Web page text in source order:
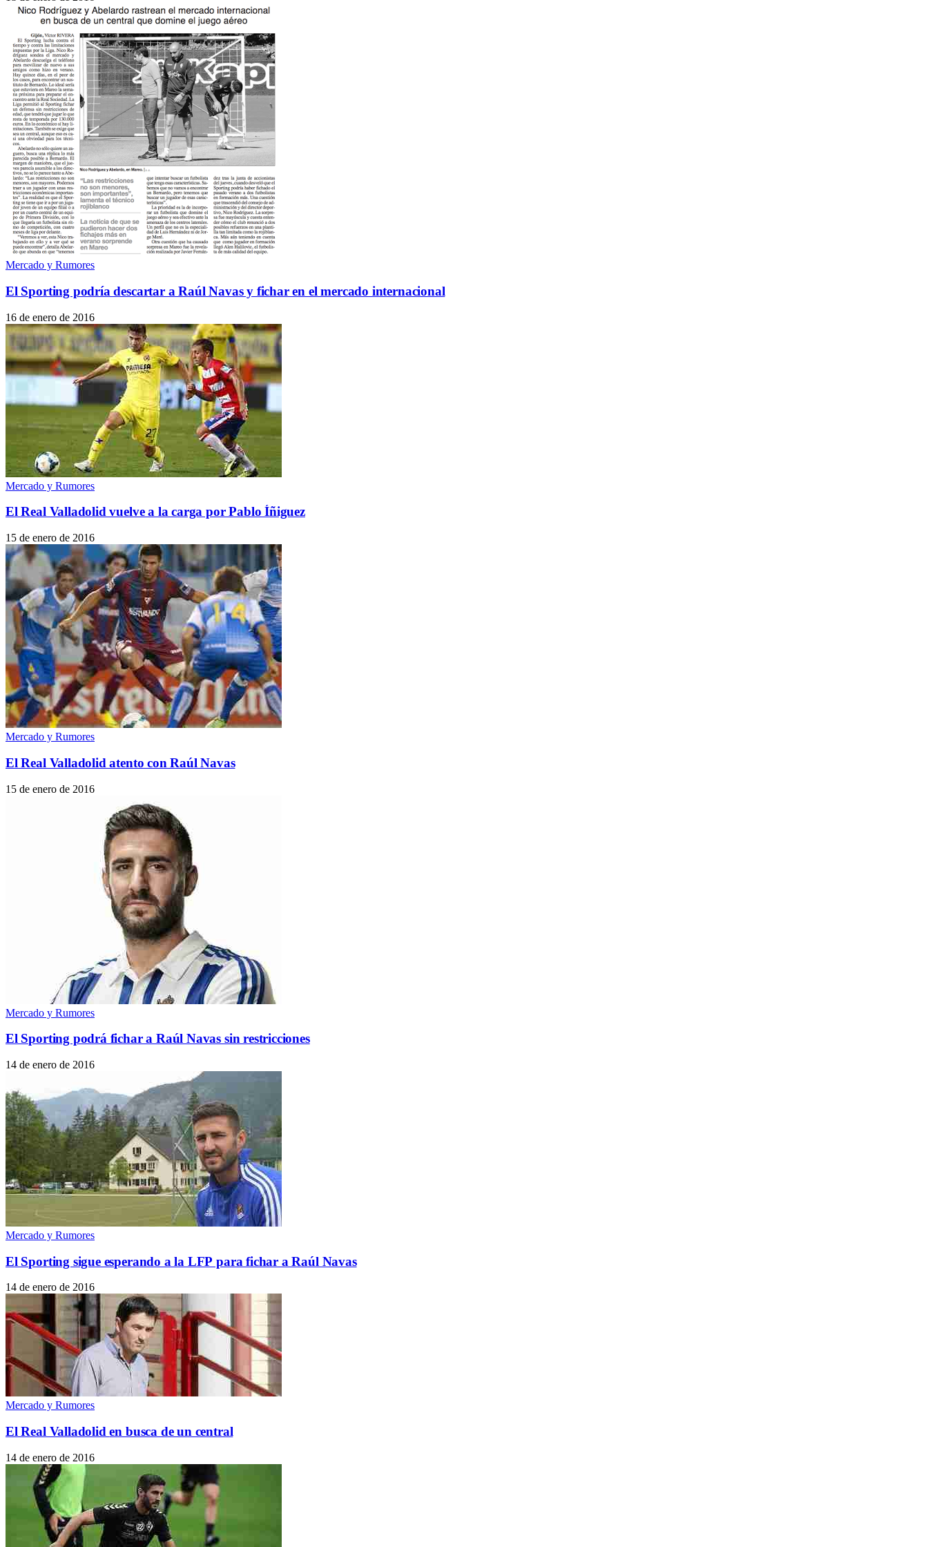
Mercado y Rumores
El Sporting podría descartar a Raúl Navas y fichar en el mercado internacional
16 de enero de 2016
Mercado y Rumores
El Real Valladolid vuelve a la carga por Pablo Íñiguez
15 de enero de 2016
Mercado y Rumores
El Real Valladolid atento con Raúl Navas
15 de enero de 2016
Mercado y Rumores
El Sporting podrá fichar a Raúl Navas sin restricciones
14 de enero de 2016
Mercado y Rumores
El Sporting sigue esperando a la LFP para fichar a Raúl Navas
14 de enero de 2016
Mercado y Rumores
El Real Valladolid en busca de un central
14 de enero de 2016